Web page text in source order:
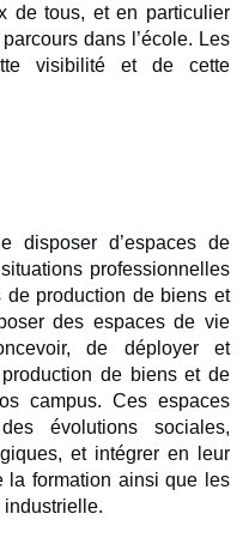
de tous, et en particulier
dans l’école. Les
visibilité et de cette
disposer d’espaces de
professionnelles
de production de biens et
des espaces de vie
de déployer et
de biens et de
campus. Ces espaces
évolutions sociales,
et intégrer en leur
la formation ainsi que les
industrielle.